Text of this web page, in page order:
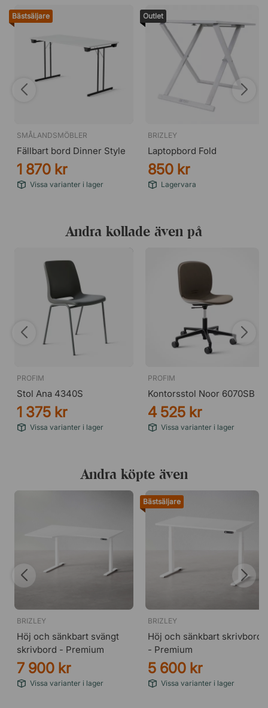
Bästsäljare
SMÅLANDSMÖBLER
Fällbart bord Dinner Style
1 870 kr
Vissa varianter i lager
Outlet
BRIZLEY
Laptopbord Fold
850 kr
Lagervara
Andra kollade även på
PROFIM
Stol Ana 4340S
1 375 kr
Vissa varianter i lager
PROFIM
Kontorsstol Noor 6070SB
4 525 kr
Vissa varianter i lager
Andra köpte även
BRIZLEY
Höj och sänkbart svängt
skrivbord - Premium
7 900 kr
Vissa varianter i lager
Bästsäljare
BRIZLEY
Höj och sänkbart skrivbord
- Premium
5 600 kr
Vissa varianter i lager